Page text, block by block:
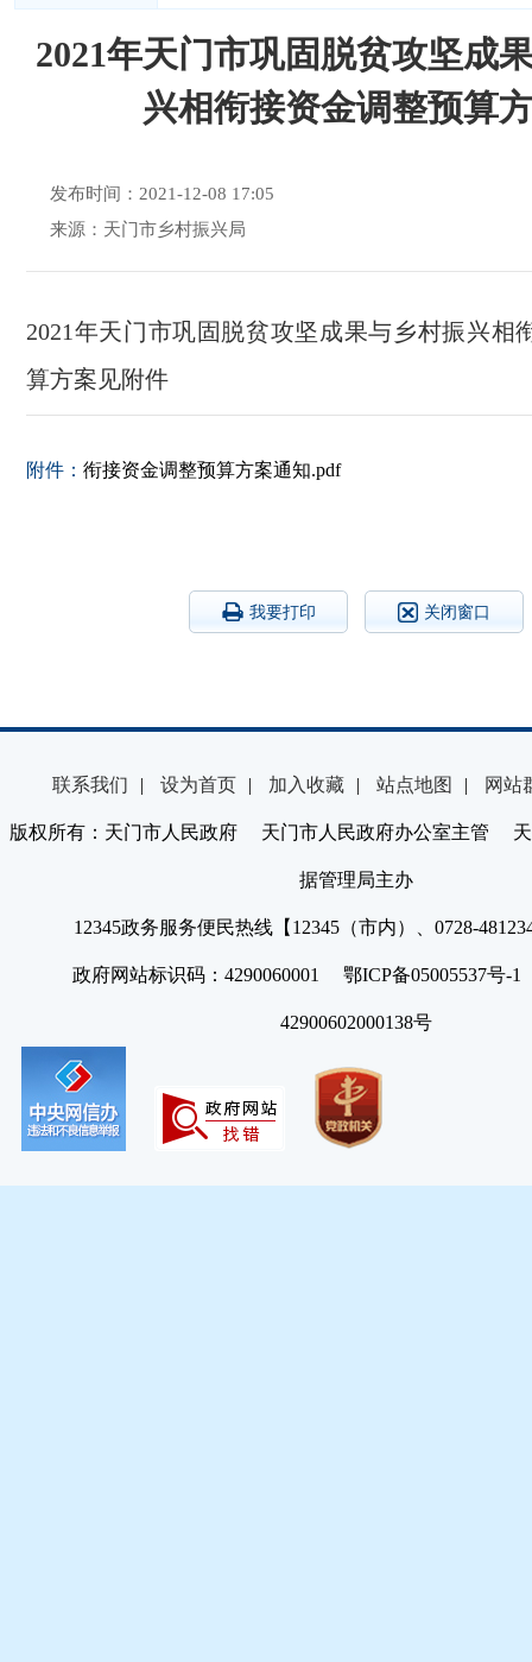
2021年天门市巩固脱贫攻坚成
兴相衔接资金调整预算
发布时间：2021-12-08 17:05
来源：天门市乡村振兴局
2021年天门市巩固脱贫攻坚成果与乡村振兴相
算方案见附件
附件： 衔接资金调整预算方案通知.pdf
我要打印 关闭窗口
联系我们 | 设为首页 | 加入收藏 | 站点地图 | 网站
版权所有：天门市人民政府 天门市人民政府办公室主管 天
据管理局主办
12345政务服务便民热线【12345（市内）、0728-
政府网站标识码：4290060001 鄂ICP备05005537号
42900602000138号